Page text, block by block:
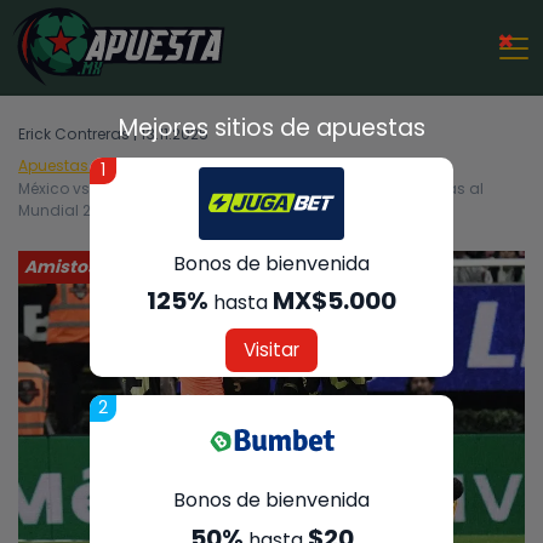
Erick Contreras | 13.11.2025
Apuestas Deportivas
Amistosos
México vs Uruguay: Momios para duelo amistoso con miras al
Mundial 2026
Amistosos
×
Mejores sitios de apuestas
1
Bonos de bienvenida
125% hasta MX$5.000
Visitar
2
Bonos de bienvenida